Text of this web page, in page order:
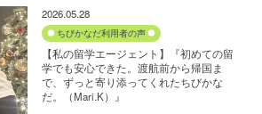
2026.05.28
ちびかなだ利用者の声
【私の留学エージェント】『初めての留
学でも安心できた。渡航前から帰国ま
で、ずっと寄り添ってくれたちびかな
だ。（Mari.K）』